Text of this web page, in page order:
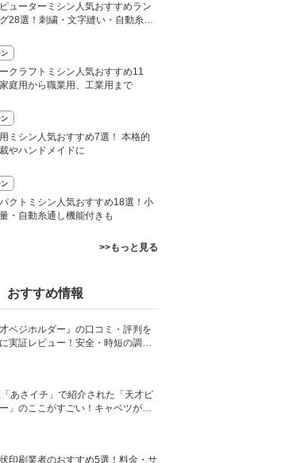
ューターミシン人気おすすめラン
28選！刺繍・文字縫い・自動糸調
ン
クラフトミシン人気おすすめ11
庭用から職業用、工業用まで
ン
ミシン人気おすすめ7選！ 本格的
やハンドメイドに
ン
クトミシン人気おすすめ18選！小
・自動糸通し機能付きも
>>もっと見る
おすすめ情報
才ベジホルダー』の口コミ・評判を
実証レビュー！安全・時短の調理
あさイチ」で紹介された「天才ピ
」のここがすごい！キャベツがほ
印刷業者のおすすめ5選！料金・サ